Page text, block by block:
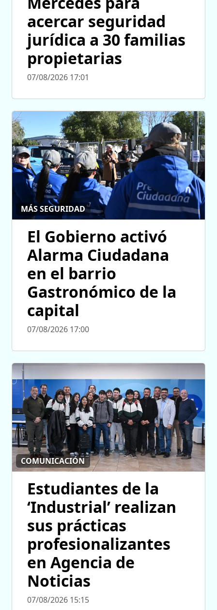
acercar seguridad
jurídica a 30 familias
propietarias
07/08/2026 17:01
MÁS SEGURIDAD
El Gobierno activó
Alarma Ciudadana
en el barrio
Gastronómico de la
capital
07/08/2026 17:00
COMUNICACIÓN
Estudiantes de la
‘Industrial’ realizan
sus prácticas
profesionalizantes
en Agencia de
Noticias
07/08/2026 15:15